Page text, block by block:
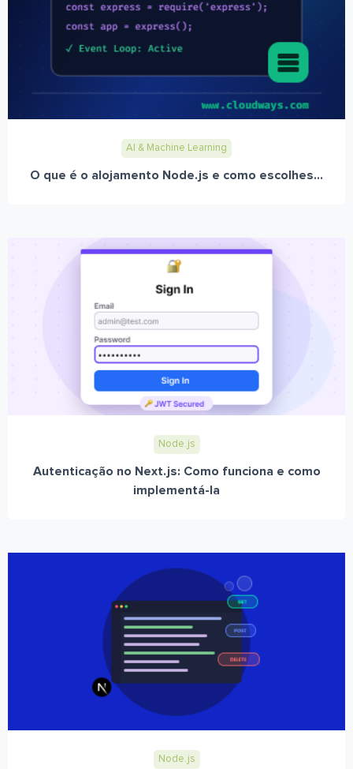
AI & Machine Learning
O que é o alojamento Node.js e como escolhes...
Node.js
Autenticação no Next.js: Como funciona e como
implementá-la
Node.js